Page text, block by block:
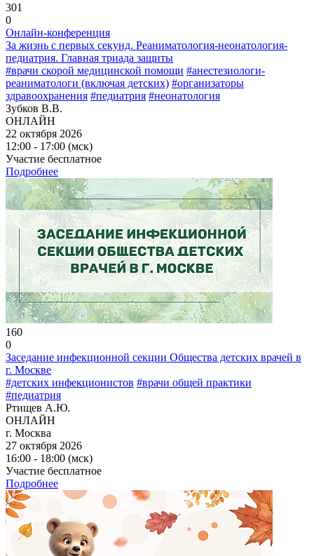
301
0
Онлайн-конференция
За жизнь с первых секунд. Реаниматология-неонатология-
педиатрия. Главная триада защиты
#врачи скорой медицинской помощи #анестезиологи-
реаниматологи (включая детских) #организаторы
здравоохранения #педиатрия #неонатология
Зубков В.В.
ОНЛАЙН
22 октября 2026
12:00 - 17:00 (мск)
Участие бесплатное
Подробнее
160
0
Заседание инфекционной секции Общества детских врачей в
г. Москве
#детских инфекционистов #врачи общей практики
#педиатрия
Ртищев А.Ю.
ОНЛАЙН
г. Москва
27 октября 2026
16:00 - 18:00 (мск)
Участие бесплатное
Подробнее